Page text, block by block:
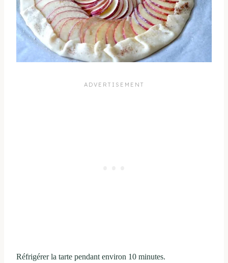
Réfrigérer la tarte pendant environ 10 minutes.